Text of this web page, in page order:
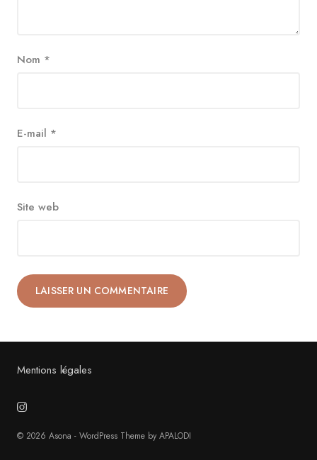
Nom *
E-mail *
Site web
Mentions légales
© 2026 Asona - WordPress Theme by APALODI